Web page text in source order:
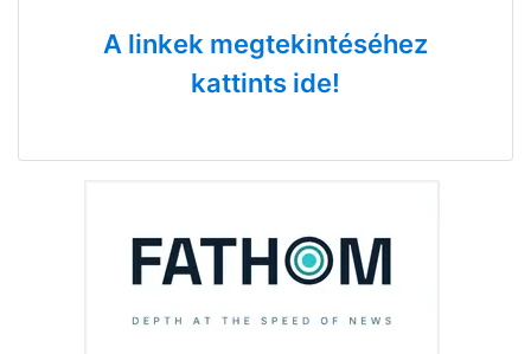
A linkek megtekintéséhez
kattints ide!